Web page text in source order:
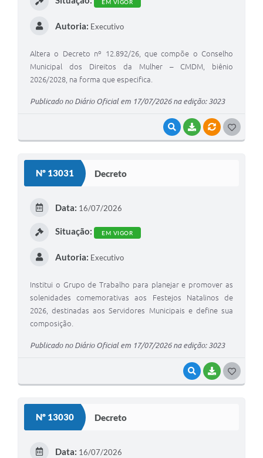
VISUALIZAR
BAIXARVÍNCULOS
EM VIGOR
Autoria: Executivo
Altera o Decreto nº 12.892/26, que compõe o Conselho
Municipal dos Direitos da Mulher – CMDM, biênio
2026/2028, na forma que especifica.
Publicado no Diário Oficial em 17/07/2026 na edição: 3023
Nº 13031 Decreto
VISUALIZAR
BAIXAR
Data: 16/07/2026
Situação: EM VIGOR
Autoria: Executivo
Institui o Grupo de Trabalho para planejar e promover as
solenidades comemorativas aos Festejos Natalinos de
2026, destinadas aos Servidores Municipais e define sua
composição.
Publicado no Diário Oficial em 17/07/2026 na edição: 3023
Nº 13030 Decreto
Data: 16/07/2026